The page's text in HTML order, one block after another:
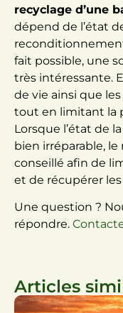
recyclage d’une
dépend de l’état
fait possible, une
très intéressante.
de vie ainsi que
tout en limitant la
Lorsque l’état de
bien irréparable,
conseillé afin de
et de récupérer
Une question ?
répondre.
Articles